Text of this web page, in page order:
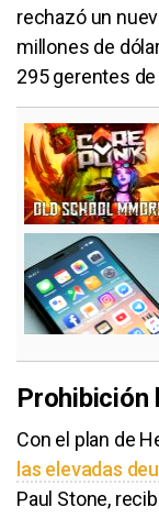
rechazó un
millones de
295 gerentes
Prohibición
Con el plan de
las elevadas
Paul Stone,